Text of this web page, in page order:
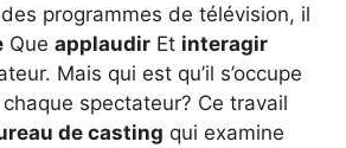
programmes de télévision, il
Que applaudir Et interagir
Mais qui est qu’il s’occupe
spectateur? Ce travail
de casting qui examine